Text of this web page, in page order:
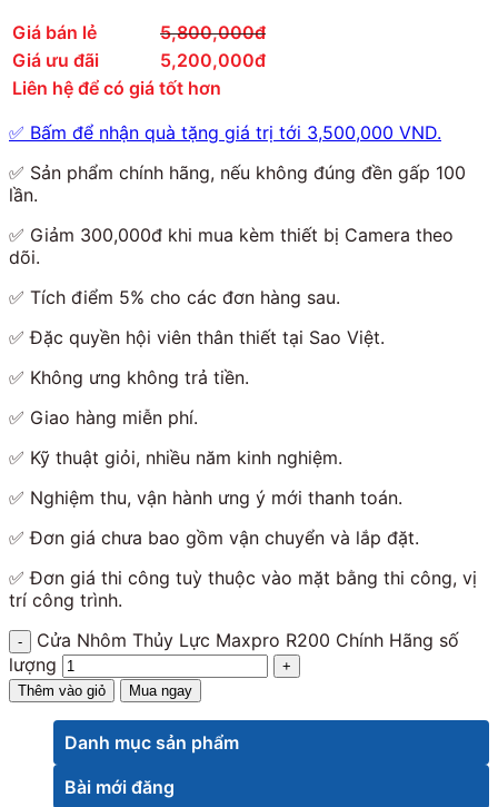
Giá bán lẻ
5,800,000đ
Giá ưu đãi
5,200,000đ
Liên hệ để có giá tốt hơn
✅ Bấm để nhận quà tặng giá trị tới 3,500,000 VND.
✅ Sản phẩm chính hãng, nếu không đúng đền gấp 100
lần.
✅ Giảm 300,000đ khi mua kèm thiết bị Camera theo
dõi.
✅ Tích điểm 5% cho các đơn hàng sau.
✅ Đặc quyền hội viên thân thiết tại Sao Việt.
✅ Không ưng không trả tiền.
✅ Giao hàng miễn phí.
✅ Kỹ thuật giỏi, nhiều năm kinh nghiệm.
✅ Nghiệm thu, vận hành ưng ý mới thanh toán.
✅ Đơn giá chưa bao gồm vận chuyển và lắp đặt.
✅ Đơn giá thi công tuỳ thuộc vào mặt bằng thi công, vị
trí công trình.
Cửa Nhôm Thủy Lực Maxpro R200 Chính Hãng số
lượng
Thêm vào giỏ Mua ngay
Danh mục sản phẩm
Bài mới đăng